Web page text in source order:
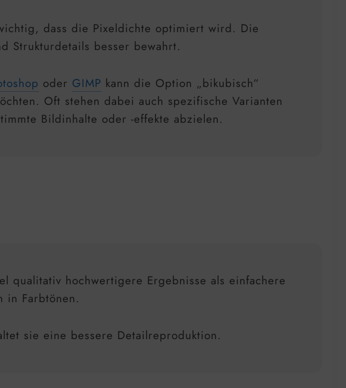
dass die Pixeldichte optimiert wird. Die
Strukturdetails besser bewahrt.
oder GIMP kann die Option „bikubisch“
Oft stehen dabei auch spezifische Varianten
Bildinhalte oder -effekte abzielen.
hochwertigere Ergebnisse als einfachere
in Farbtönen.
sie eine bessere Detailreproduktion.